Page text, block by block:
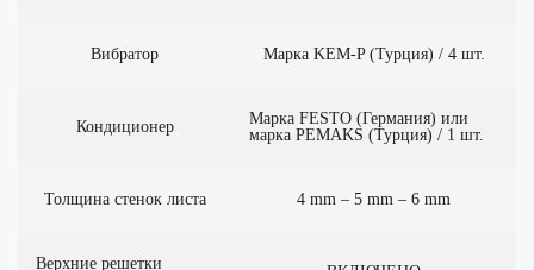
Вибратор Марка KEM-P (Турция) / 4 шт.
Кондиционер
Марка FESTO (Германия) или
марка PEMAKS (Турция) / 1 шт.
Толщина стенок листа 4 mm – 5 mm – 6 mm
Верхние решетки